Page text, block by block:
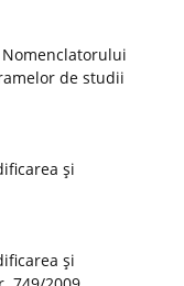
de studii
şi
şi